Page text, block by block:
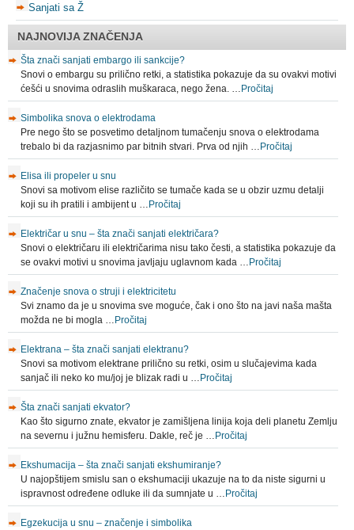
Sanjati sa Ž
NAJNOVIJA ZNAČENJA
Šta znači sanjati embargo ili sankcije?
Snovi o embargu su prilično retki, a statistika pokazuje da su ovakvi motivi
ćešći u snovima odraslih muškaraca, nego žena. … Pročitaj
Simbolika snova o elektrodama
Pre nego što se posvetimo detaljnom tumačenju snova o elektrodama
trebalo bi da razjasnimo par bitnih stvari. Prva od njih … Pročitaj
Elisa ili propeler u snu
Snovi sa motivom elise različito se tumače kada se u obzir uzmu detalji
koji su ih pratili i ambijent u … Pročitaj
Električar u snu – šta znači sanjati električara?
Snovi o električaru ili električarima nisu tako česti, a statistika pokazuje da
se ovakvi motivi u snovima javljaju uglavnom kada … Pročitaj
Značenje snova o struji i elektricitetu
Svi znamo da je u snovima sve moguće, čak i ono što na javi naša mašta
možda ne bi mogla … Pročitaj
Elektrana – šta znači sanjati elektranu?
Snovi sa motivom elektrane prilično su retki, osim u slučajevima kada
sanjač ili neko ko mu/joj je blizak radi u … Pročitaj
Šta znači sanjati ekvator?
Kao što sigurno znate, ekvator je zamišljena linija koja deli planetu Zemlju
na severnu i južnu hemisferu. Dakle, reč je … Pročitaj
Ekshumacija – šta znači sanjati ekshumiranje?
U najopštijem smislu san o ekshumaciji ukazuje na to da niste sigurni u
ispravnost određene odluke ili da sumnjate u … Pročitaj
Egzekucija u snu – značenje i simbolika